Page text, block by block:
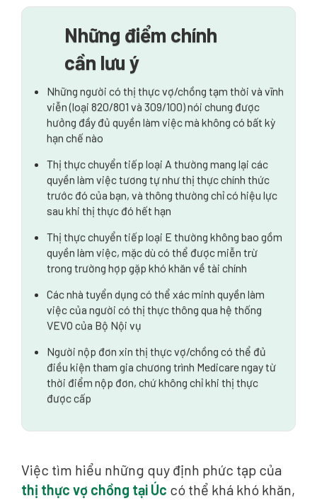
Điều kiện và tiêu chuẩn để làm việc theo thị thực đối
tác
Luật sư di trú Úc có thể giúp đỡ
Những điểm chính
cần lưu ý
Những người có thị thực vợ/chồng tạm thời và vĩnh
viễn (loại 820/801 và 309/100) nói chung được
hưởng đầy đủ quyền làm việc mà không có bất kỳ
hạn chế nào
Thị thực chuyển tiếp loại A thường mang lại các
quyền làm việc tương tự như thị thực chính thức
trước đó của bạn, và thông thường chỉ có hiệu lực
sau khi thị thực đó hết hạn
Thị thực chuyển tiếp loại E thường không bao gồm
quyền làm việc, mặc dù có thể được miễn trừ
trong trường hợp gặp khó khăn về tài chính
Các nhà tuyển dụng có thể xác minh quyền làm
việc của người có thị thực thông qua hệ thống
VEVO của Bộ Nội vụ
Người nộp đơn xin thị thực vợ/chồng có thể đủ
điều kiện tham gia chương trình Medicare ngay từ
thời điểm nộp đơn, chứ không chỉ khi thị thực
được cấp
Việc tìm hiểu những quy định phức tạp của
thị thực vợ chồng tại Úc có thể khá khó khăn,